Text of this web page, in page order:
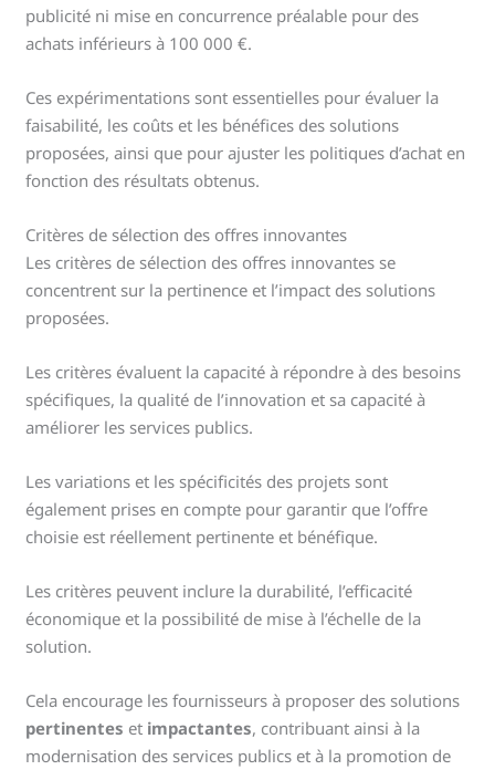
publicité ni mise en concurrence préalable pour des
achats inférieurs à 100 000 €.
Ces expérimentations sont essentielles pour évaluer la
faisabilité, les coûts et les bénéfices des solutions
proposées, ainsi que pour ajuster les politiques d’achat en
fonction des résultats obtenus.
Critères de sélection des offres innovantes
Les critères de sélection des offres innovantes se
concentrent sur la pertinence et l’impact des solutions
proposées.
Les critères évaluent la capacité à répondre à des besoins
spécifiques, la qualité de l’innovation et sa capacité à
améliorer les services publics.
Les variations et les spécificités des projets sont
également prises en compte pour garantir que l’offre
choisie est réellement pertinente et bénéfique.
Les critères peuvent inclure la durabilité, l’efficacité
économique et la possibilité de mise à l’échelle de la
solution.
Cela encourage les fournisseurs à proposer des solutions
pertinentes et impactantes, contribuant ainsi à la
modernisation des services publics et à la promotion de